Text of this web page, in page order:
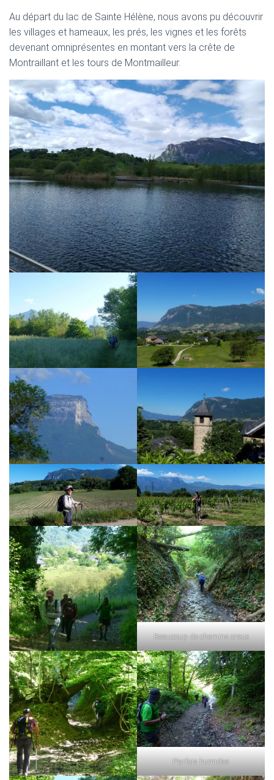
Au départ du lac de Sainte Hélène, nous avons pu découvrir
les villages et hameaux, les prés, les vignes et les forêts
devenant omniprésentes en montant vers la crête de
Montraillant et les tours de Montmailleur.
Beaucoup de chemins creux
Parfois humides